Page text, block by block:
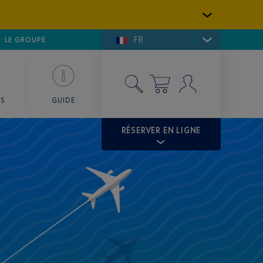
DE SAINT-TROPEZ
LE GROUPE FR
GUIDE
RÉSERVER EN LIGNE